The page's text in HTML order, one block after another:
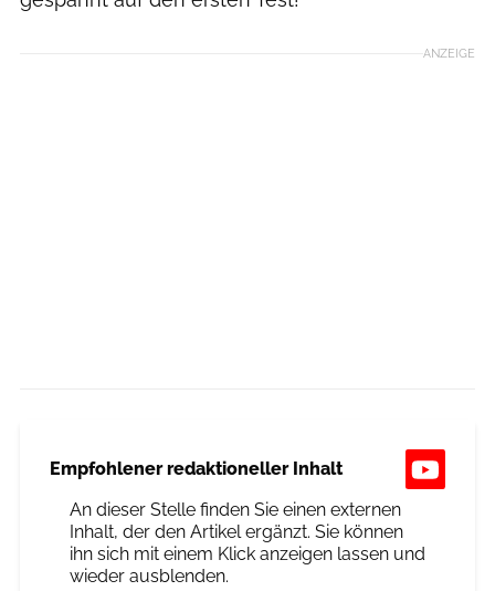
ANZEIGE
Empfohlener redaktioneller Inhalt
An dieser Stelle finden Sie einen externen
Inhalt, der den Artikel ergänzt. Sie können
ihn sich mit einem Klick anzeigen lassen und
wieder ausblenden.